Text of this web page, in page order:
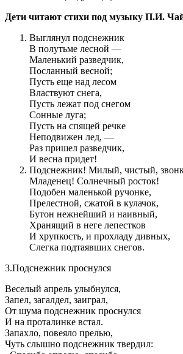
Дети читают стихи под музыку П.И.
Выглянул подснежник
В полутьме лесной —
Маленький разведчик,
Посланный весной;
Пусть еще над лесом
Властвуют снега,
Пусть лежат под снегом
Сонные луга;
Пусть на спящей речке
Неподвижен лед, —
Раз пришел разведчик,
И весна придет!
Подснежник! Милый, чистый,
Младенец! Солнечный росток!
Подобен маленькой ручонке,
Прелестной, сжатой в кулачок,
Бутон нежнейший и наивный,
Хранящий в неге лепестков
И хрупкость, и прохладу дивных,
Слегка подтаявших снегов.
3.Подснежник проснулся
Веселый апрель улыбнулся,
Запел, загалдел, заиграл,
От шума подснежник проснулся
И на проталинке встал.
Запахло, повеяло прелью,
Чуть слышно подснежник твердил: